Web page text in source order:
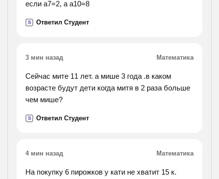
если а7=2, а а10=8
S Ответил Студент
3 мин назад Математика
Сейчас мите 11 лет. а мише 3 года .в каком
возрасте будут дети когда митя в 2 раза больше
чем мише?
S Ответил Студент
4 мин назад Математика
На покупку 6 пирожков у кати не хватит 15 к.